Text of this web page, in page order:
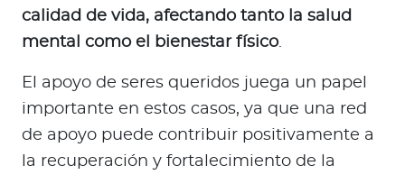
calidad de vida, afectando tanto la salud
mental como el bienestar físico.
El apoyo de seres queridos juega un papel
importante en estos casos, ya que una red
de apoyo puede contribuir positivamente a
la recuperación y fortalecimiento de la